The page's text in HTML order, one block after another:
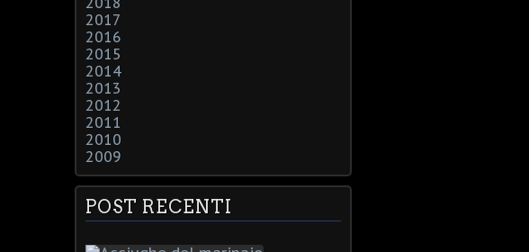
2017
2016
2015
2014
2013
2012
2011
2010
2009
POST RECENTI